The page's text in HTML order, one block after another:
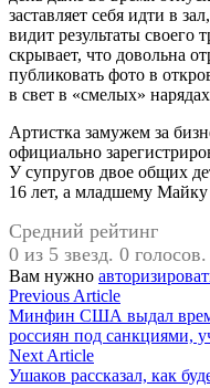
заставляет себя идти в
видит результаты своего
скрывает, что довольна
публиковать фото в
в свет в «смелых»
Артистка замужем за
официально
У супругов двое общих
16 лет, а младшему Майку
Средний рейтинг
0 из 5 звезд. 0 голосов.
Вам нужно
Навигация
по
записям
Previous ArticlePrevious
article:
Минфин США выдал
россиян под санкциями,
Next ArticleNext
article:
Ушаков рассказал, как